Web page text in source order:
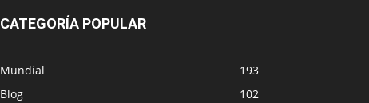
CATEGORÍA POPULAR
Mundial
193
Blog
102